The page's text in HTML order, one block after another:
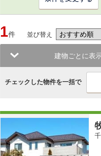
1件 並び替え
建物ごとに表
チェックした物件を一括で